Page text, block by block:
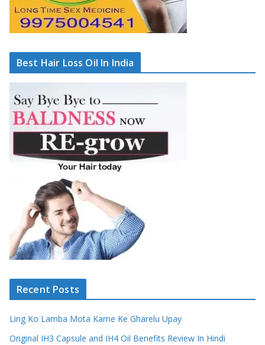
Best Hair Loss Oil In India
Recent Posts
Ling Ko Lamba Mota Karne Ke Gharelu Upay
Original IH3 Capsule and IH4 Oil Benefits Review In Hindi